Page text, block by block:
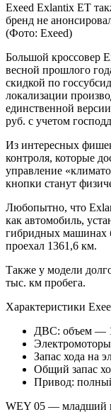
Exeed Exlantix ET
бренд не
(Фото: Exeed)
Большой кроссовер
весной прошлого
скидкой по
локализации
единственной
руб. с учетом
Из интересных
контроля, которые
управление
кнопки станут
Любопытно, что
как автомобиль,
гибридных машинах
проехал 1361,6 км.
Также у модели
тыс. км пробега.
Характеристики
ДВС: объем —
Запас хода на
Общий запас
Привод:
WEY 05 — младший